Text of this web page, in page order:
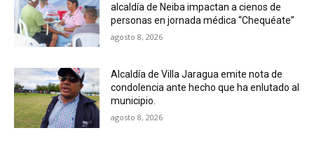
alcaldía de Neiba impactan a cienos de
personas en jornada médica “Chequéate”
agosto 8, 2026
Alcaldía de Villa Jaragua emite nota de
condolencia ante hecho que ha enlutado al
municipio.
agosto 8, 2026